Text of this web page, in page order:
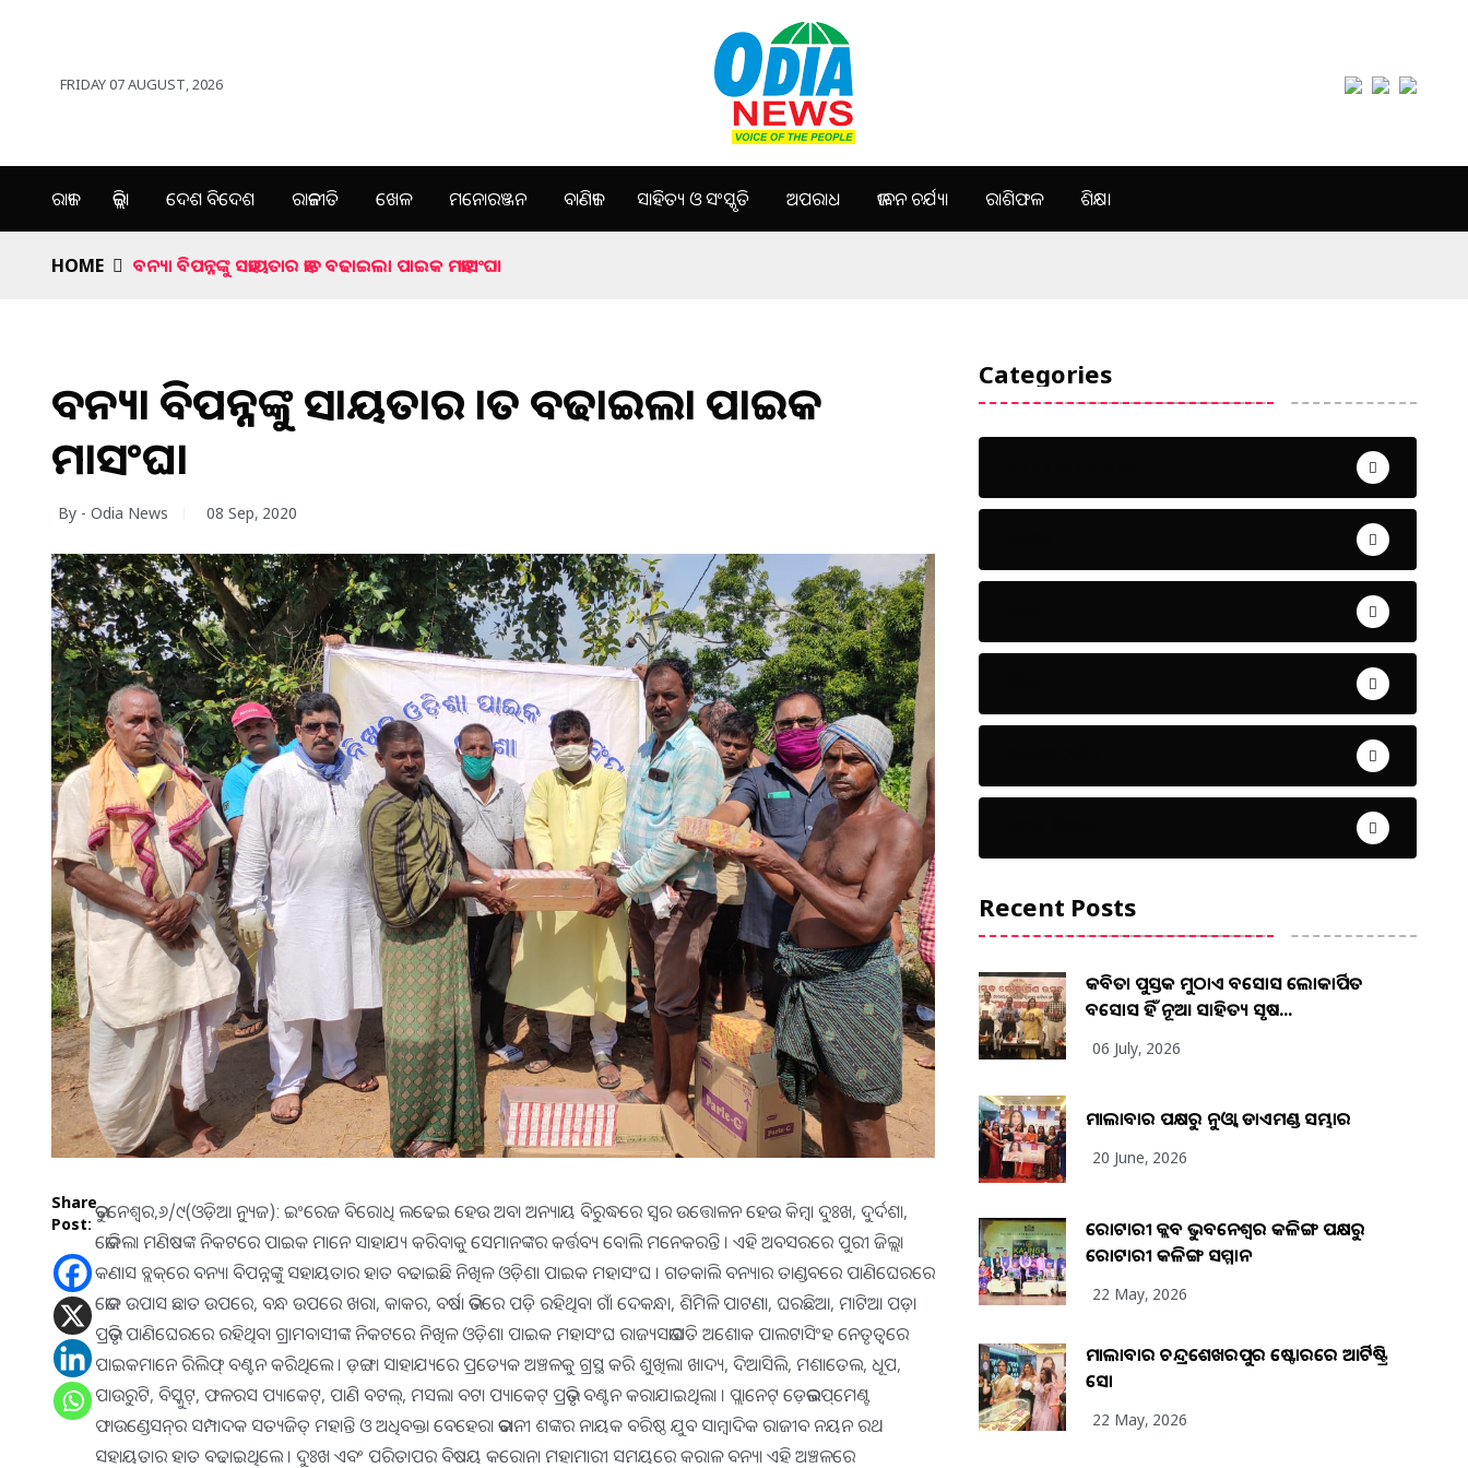
FRIDAY 07 AUGUST, 2026
ରାଜ୍ୟ ଜିଲ୍ଲା ଦେଶ ବିଦେଶ ରାଜନୀତି ଖେଳ ମନୋରଞ୍ଜନ ବାଣିଜ୍ୟ ସାହିତ୍ୟ ଓ ସଂସ୍କୃତି ଅପରାଧ ଜୀବନ ଚର୍ଯ୍ୟା ରାଶିଫଳ ଶିକ୍ଷା
HOME ବନ୍ୟା ବିପନ୍ନଙ୍କୁ ସହାୟତାର ହାତ ବଢାଇଲା ପାଇକ ମହାସଂଘ।
ବନ୍ୟା ବିପନ୍ନଙ୍କୁ ସହାୟତାର ହାତ ବଢାଇଲା ପାଇକ
ମହାସଂଘ।
By - Odia News 08 Sep, 2020
Share
Post:
ଭୁବନେଶ୍ୱର,୬/୯(ଓଡ଼ିଆ ନ୍ୟୁଜ): ଇଂରେଜ ବିରୋଧି ଲଢେଇ ହେଉ ଅବା ଅନ୍ୟାୟ ବିରୁଦ୍ଧରେ ସ୍ୱର ଉତ୍ତୋଳନ ହେଉ କିମ୍ବା ଦୁଃଖ, ଦୁର୍ଦଶା,
ଭୋକିଲା ମଣିଷଙ୍କ ନିକଟରେ ପାଇକ ମାନେ ସାହାଯ୍ୟ କରିବାକୁ ସେମାନଙ୍କର କର୍ତ୍ତବ୍ୟ ବୋଲି ମନେକରନ୍ତି । ଏହି ଅବସରରେ ପୁରୀ ଜିଲ୍ଲା
କଣାସ ବ୍ଲକ୍‌ରେ ବନ୍ୟା ବିପନ୍ନଙ୍କୁ ସହାୟତାର ହାତ ବଢାଇଛି ନିଖିଳ ଓଡ଼ିଶା ପାଇକ ମହାସଂଘ । ଗତକାଲି ବନ୍ୟାର ତାଣ୍ଡବରେ ପାଣିଘେରରେ
ଭୋକ ଉପାସ ଛାତ ଉପରେ, ବନ୍ଧ ଉପରେ ଖରା, କାକର, ବର୍ଷା ଭିତରେ ପଡ଼ି ରହିଥିବା ଗାଁ ଦେକନ୍ଧା, ଶିମିଳି ପାଟଣା, ଘରଛିଆ, ମାଟିଆ ପଡ଼ା
ପ୍ରଭୃତି ପାଣିଘେରରେ ରହିଥିବା ଗ୍ରାମବାସୀଙ୍କ ନିକଟରେ ନିଖିଳ ଓଡ଼ିଶା ପାଇକ ମହାସଂଘ ରାଜ୍ୟସଭାପତି ଅଶୋକ ପାଲଟାସିଂହ ନେତୃତ୍ୱରେ
ପାଇକମାନେ ରିଲିଫ୍ ବଣ୍ଟନ କରିଥିଲେ । ଡ଼ଙ୍ଗା ସାହାଯ୍ୟରେ ପ୍ରତ୍ୟେକ ଅଞ୍ଚଳକୁ ଗ୍ରସ୍ଥ କରି ଶୁଖିଲା ଖାଦ୍ୟ, ଦିଆସିଲି, ମଶାତେଲ, ଧୂପ,
ପାଉରୁଟି, ବିସ୍କୁଟ୍‌, ଫଳରସ ପ୍ୟାକେଟ୍‌, ପାଣି ବଟଲ୍‌, ମସଲା ବଟା ପ୍ୟାକେଟ୍ ପ୍ରଭୃତି ବଣ୍ଟନ କରାଯାଇଥିଲା । ପ୍ଲାନେଟ୍ ଡ଼େଭଲପ୍‌ମେଣ୍ଟ
ଫାଉଣ୍ଡେସନ୍‌ର ସମ୍ପାଦକ ସତ୍ୟଜିତ୍ ମହାନ୍ତି ଓ ଅଧିବକ୍ତା ବେହେରା ଭବାନୀ ଶଙ୍କର ନାୟକ ବରିଷ୍ଠ ଯୁବ ସାମ୍ବାଦିକ ରାଜୀବ ନୟନ ରଥ
ସହାୟତାର ହାତ ବଢାଇଥିଲେ । ଦୁଃଖ ଏବଂ ପରିତାପର ବିଷୟ କରୋନା ମହାମାରୀ ସମୟରେ କରାଳ ବନ୍ୟା ଏହି ଅଞ୍ଚଳରେ
Categories
Recent Posts
କବିତା ପୁସ୍ତକ ମୁଠାଏ ଅବସୋସ ଲୋକାର୍ପିତ
ଅବସୋସ ହିଁ ନୂଆ ସାହିତ୍ୟ ସୃଷ...
06 July, 2026
ମାଲାବାର ପକ୍ଷରୁ ନୁଓ୍ବା ଡାଏମଣ୍ଡ ସମ୍ଭାର
20 June, 2026
ରୋଟାରୀ କ୍ଲବ ଭୁବନେଶ୍ୱର କଳିଙ୍ଗ ପକ୍ଷରୁ
ରୋଟାରୀ କଳିଙ୍ଗ ସମ୍ମାନ
22 May, 2026
ମାଲାବାର ଚନ୍ଦ୍ରଶେଖରପୁର ଷ୍ଟୋରରେ ଆର୍ଟିଷ୍ଟ୍ରି
ସୋ
22 May, 2026